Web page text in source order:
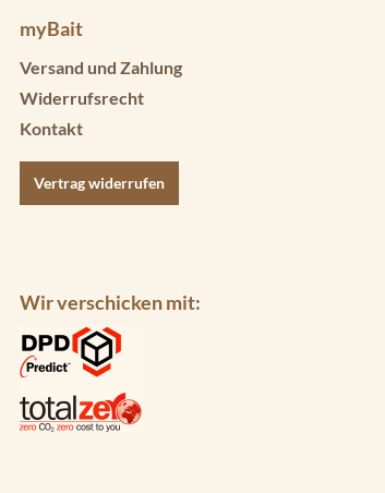
myBait
Versand und Zahlung
Widerrufsrecht
Kontakt
Vertrag widerrufen
Wir verschicken mit: